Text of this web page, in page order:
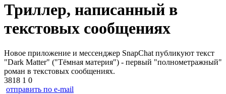
Триллер, написанный в
текстовых сообщениях
Новое приложение и мессенджер SnapChat публикуют текст
"Dark Matter" ("Тёмная материя") - первый "полнометражный"
роман в текстовых сообщениях.
3818 1 0
отправить по e-mail